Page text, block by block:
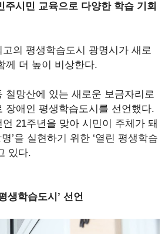
시민 교육으로 다양한 학습 기회
의 평생학습도시 광명시가 새로
께 더 높이 비상한다.
철망산에 있는 새로운 보금자리로
장애인 평생학습도시를 선언했다.
21주년을 맞아 시민이 주체가 돼
명’을 실현하기 위한 ‘열린 평생학습
있다.
생학습도시’ 선언